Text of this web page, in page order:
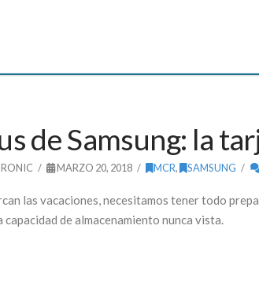
de Samsung: la
MARZO 20, 2018 MCR, SAMSUNG
las vacaciones, necesitamos tener todo
capacidad de almacenamiento nunca vista.